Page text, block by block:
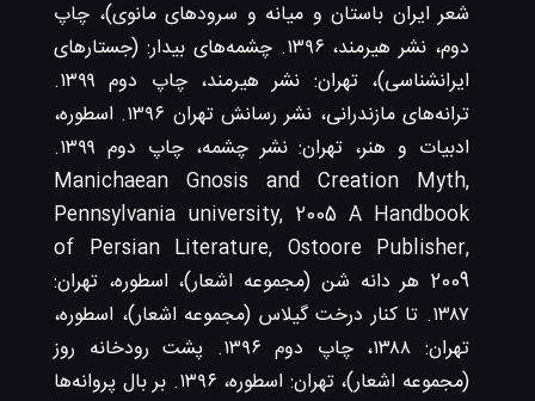
شعر ایران باستان و میانه و سرودهای مانوی)، چاپ
دوم، نشر هیرمند، ۱۳۹۶. چشمه‌های بیدار: (جستارهای
ایرانشناسی)، تهران: نشر هیرمند، چاپ دوم ۱۳۹۹.
ترانه‌های مازندرانی، نشر رسانش تهران ۱۳۹۶. اسطوره،
ادبیات و هنر، تهران: نشر چشمه، چاپ دوم ۱۳۹۹.
Manichaean Gnosis and Creation Myth,
Pennsylvania university, 2005 A Handbook
of Persian Literature, Ostoore Publisher,
2009 هر دانه شن (مجموعه اشعار)، اسطوره، تهران:
۱۳۸۷. تا کنار درخت گیلاس (مجموعه اشعار)، اسطوره،
تهران: ۱۳۸۸، چاپ دوم ۱۳۹۶. پشت رودخانه روز
(مجموعه اشعار)، تهران: اسطوره، ۱۳۹۶. بر بال پروانه‌ها